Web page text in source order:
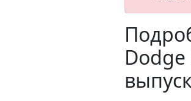
Dodge